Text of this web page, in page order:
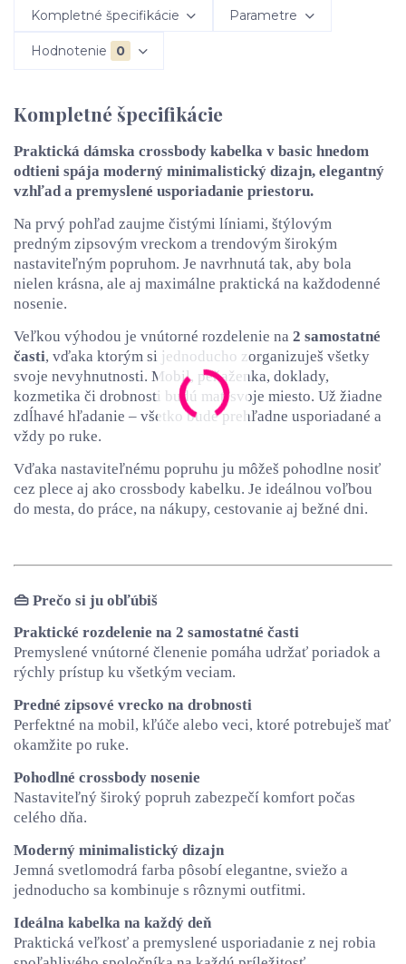
Kompletné špecifikácie Parametre
Hodnotenie 0
Kompletné špecifikácie
Praktická dámska crossbody kabelka v basic hnedom
odtieni spája moderný minimalistický dizajn, elegantný
vzhľad a premyslené usporiadanie priestoru.
Na prvý pohľad zaujme čistými líniami, štýlovým
predným zipsovým vreckom a trendovým širokým
nastaviteľným popruhom. Je navrhnutá tak, aby bola
nielen krásna, ale aj maximálne praktická na každodenné
nosenie.
Veľkou výhodou je vnútorné rozdelenie na 2 samostatné
časti, vďaka ktorým si jednoducho zorganizuješ všetky
svoje nevyhnutnosti. Mobil, peňaženka, doklady,
kozmetika či drobnosti budú mať svoje miesto. Už žiadne
zdĺhavé hľadanie – všetko bude prehľadne usporiadané a
vždy po ruke.
Vďaka nastaviteľnému popruhu ju môžeš pohodlne nosiť
cez plece aj ako crossbody kabelku. Je ideálnou voľbou
do mesta, do práce, na nákupy, cestovanie aj bežné dni.
👜 Prečo si ju obľúbiš
Praktické rozdelenie na 2 samostatné časti
Premyslené vnútorné členenie pomáha udržať poriadok a
rýchly prístup ku všetkým veciam.
Predné zipsové vrecko na drobnosti
Perfektné na mobil, kľúče alebo veci, ktoré potrebuješ mať
okamžite po ruke.
Pohodlné crossbody nosenie
Nastaviteľný široký popruh zabezpečí komfort počas
celého dňa.
Moderný minimalistický dizajn
Jemná svetlomodrá farba pôsobí elegantne, sviežo a
jednoducho sa kombinuje s rôznymi outfitmi.
Ideálna kabelka na každý deň
Praktická veľkosť a premyslené usporiadanie z nej robia